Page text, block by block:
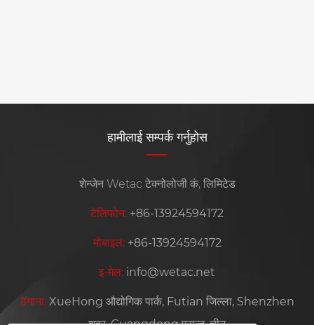
हामीलाई सम्पर्क गर्नुहोस
शेन्जेन Wetac टेक्नोलोजी कं, लिमिटेड
टेलिफोन: +86-13924594172
मोबाइल: +86-13924594172
इ-मेल: info@wetac.net
ठेगाना: XueHong औद्योगिक पार्क, Futian जिल्ला, Shenzhen